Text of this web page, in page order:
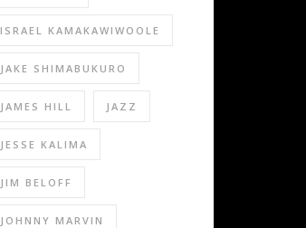
ISRAEL KAMAKAWIWOOLE
JAKE SHIMABUKURO
JAMES HILL JAZZ
JESSE KALIMA
JIM BELOFF
JOHNNY MARVIN